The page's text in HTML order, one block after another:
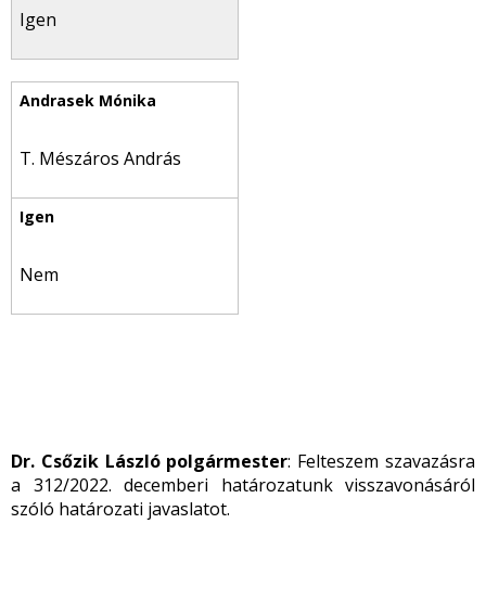
Igen
T. Mészáros András
Nem
Dr. Csőzik László polgármester: Felteszem szavazásra
a 312/2022. decemberi határozatunk visszavonásáról
szóló határozati javaslatot.